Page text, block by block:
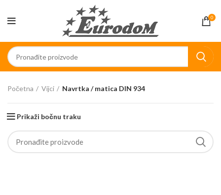
0
Početna Vijci Navrtka / matica DIN 934
Prikaži bočnu traku